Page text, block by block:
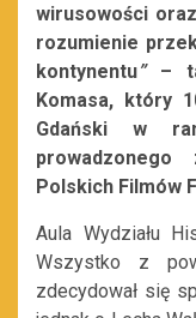
wirusowości
rozumienie
kontynentu”–
Komasa, który
Gdański w
Polskich Filmów
Aula Wydziału
Wszystko z
zdecydował się